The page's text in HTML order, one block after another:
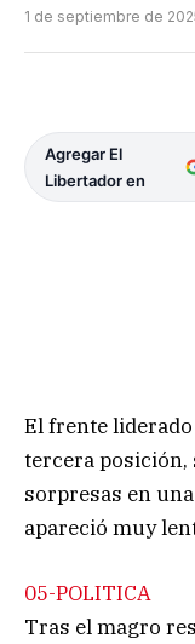
1 de septiembre de
Agregar El
Libertador en
El frente
tercera posición,
sorpresas en
apareció muy
05-POLITICA
Tras el magro